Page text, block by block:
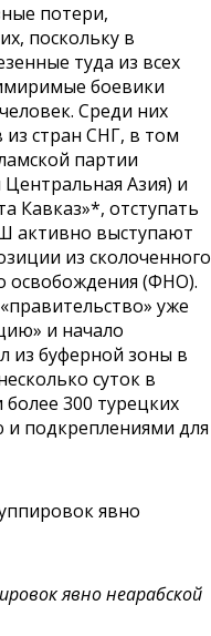
потери,
поскольку в
туда из всех
боевики
Среди них
стран СНГ, в том
партии
Центральная Азия) и
Кавказ»*, отступать
активно выступают
из сколоченного
освобождения (ФНО).
уже
и начало
из буферной зоны в
суток в
300 турецких
подкреплениями для
явно неарабской